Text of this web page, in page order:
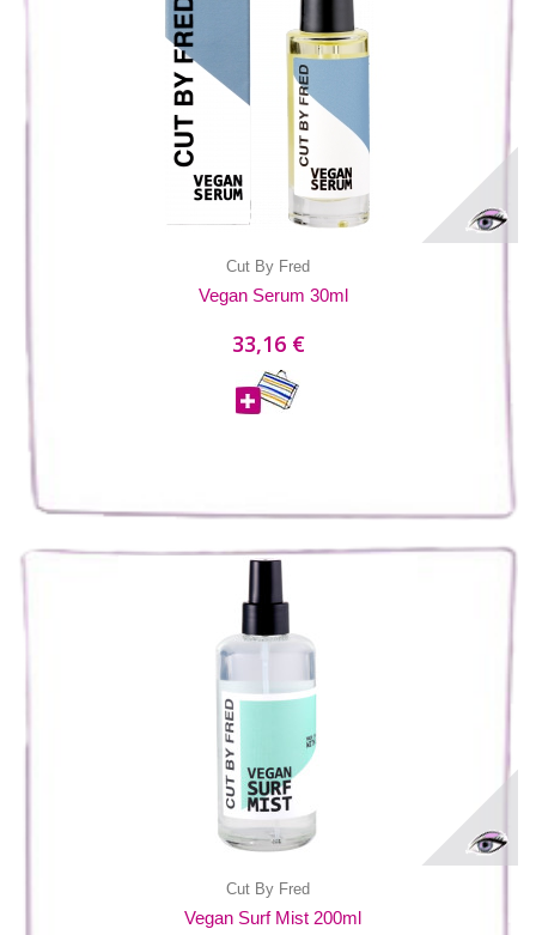
Cut By Fred
Vegan Serum 30ml
33,16 €
Cut By Fred
Vegan Surf Mist 200ml